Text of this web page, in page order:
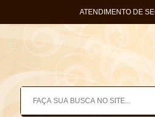
ATENDIMENTO DE